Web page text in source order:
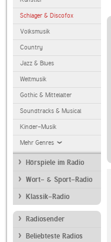
Schlager & Discofox
Volksmusik
Country
Jazz & Blues
Weltmusik
Gothic & Mittelalter
Soundtracks & Musical
Kinder-Musik
Mehr Genres
Hörspiele im Radio
Wort- & Sport-Radio
Klassik-Radio
Radiosender
Beliebteste Radios